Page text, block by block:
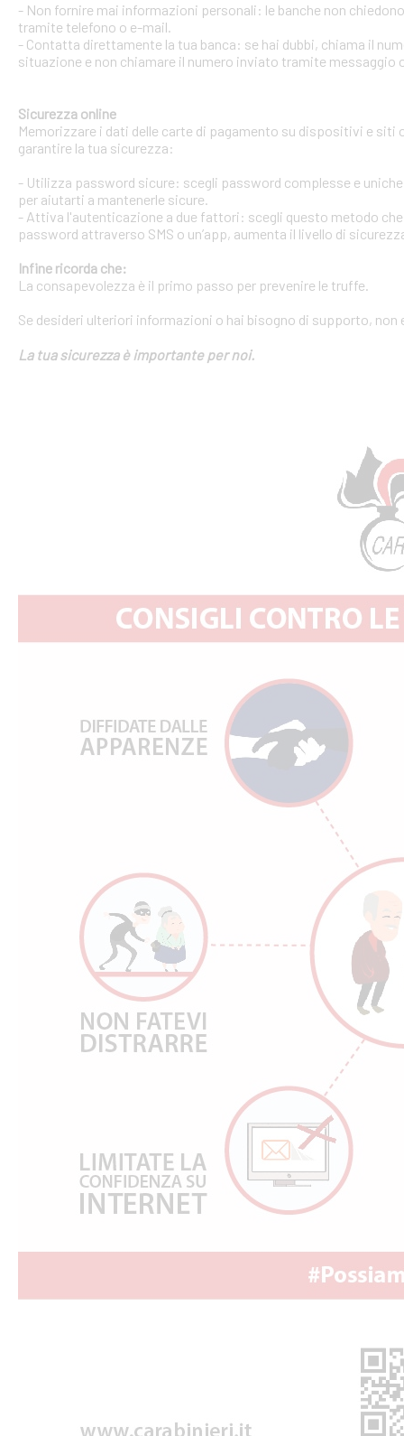
- Non fornire mai informazioni personali: le banche non
tramite telefono o e-mail.
- Contatta direttamente la tua banca: se hai dubbi, chiama il
situazione e non chiamare il numero inviato tramite messaggio
Sicurezza online
Memorizzare i dati delle carte di pagamento su dispositivi e
garantire la tua sicurezza:
- Utilizza password sicure: scegli password complesse e
per aiutarti a mantenerle sicure.
- Attiva l'autenticazione a due fattori: scegli questo metodo
password attraverso SMS o un’app, aumenta il livello di
Infine ricorda che:
La consapevolezza è il primo passo per prevenire le truffe.
Se desideri ulteriori informazioni o hai bisogno di supporto,
La tua sicurezza è importante per noi.